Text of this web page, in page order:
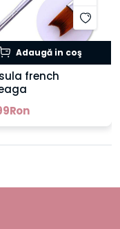
Adaugă in coş
french